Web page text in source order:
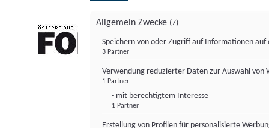
Allgemein Zwecke (7)
Speichern von oder Zugriff auf Informationen auf
3 Partner
Verwendung reduzierter Daten zur Auswahl von
1 Partner
- mit berechtigtem Interesse
1 Partner
Erstellung von Profilen für personalisierte
FONDS professionell